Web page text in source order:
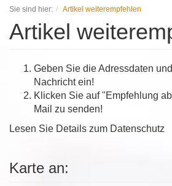
Sie sind hier: Artikel weiterempfehlen
Artikel
Geben Sie die Adressdaten
Nachricht ein!
Klicken Sie auf "Empfehlung
Mail zu senden!
Lesen Sie Details zum Datenschutz
Karte an: